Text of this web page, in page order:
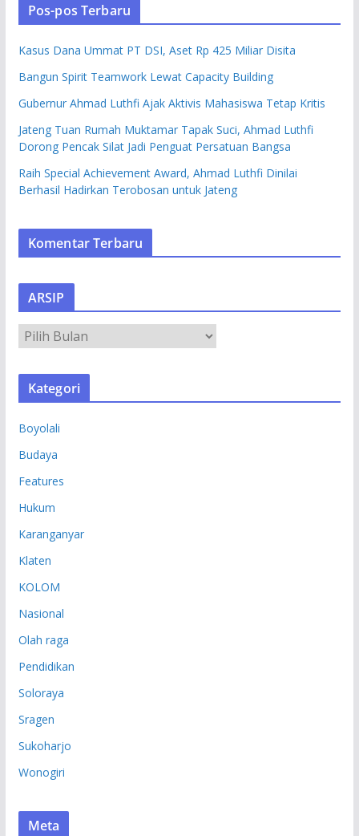
Pos-pos Terbaru
Kasus Dana Ummat PT DSI, Aset Rp 425 Miliar Disita
Bangun Spirit Teamwork Lewat Capacity Building
Gubernur Ahmad Luthfi Ajak Aktivis Mahasiswa Tetap Kritis
Jateng Tuan Rumah Muktamar Tapak Suci, Ahmad Luthfi
Dorong Pencak Silat Jadi Penguat Persatuan Bangsa
Raih Special Achievement Award, Ahmad Luthfi Dinilai
Berhasil Hadirkan Terobosan untuk Jateng
Komentar Terbaru
ARSIP
R
S
Kategori
Boyolali
Budaya
Features
Hukum
Karanganyar
Klaten
KOLOM
Nasional
Olah raga
Pendidikan
Soloraya
Sragen
Sukoharjo
Wonogiri
Meta